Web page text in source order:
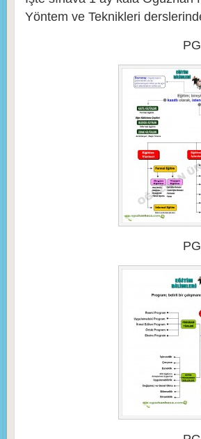
Yöntem ve Teknikleri